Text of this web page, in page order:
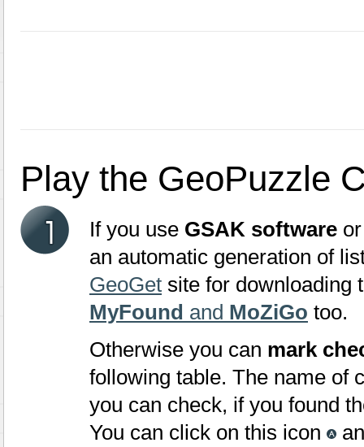
Play the GeoPuzzle
If you use GSAK software
an automatic generation of
GeoGet site for downloading
MyFound and MoZiGo too.
Otherwise you can mark
following table. The name of
you can check, if you found
You can click on this icon